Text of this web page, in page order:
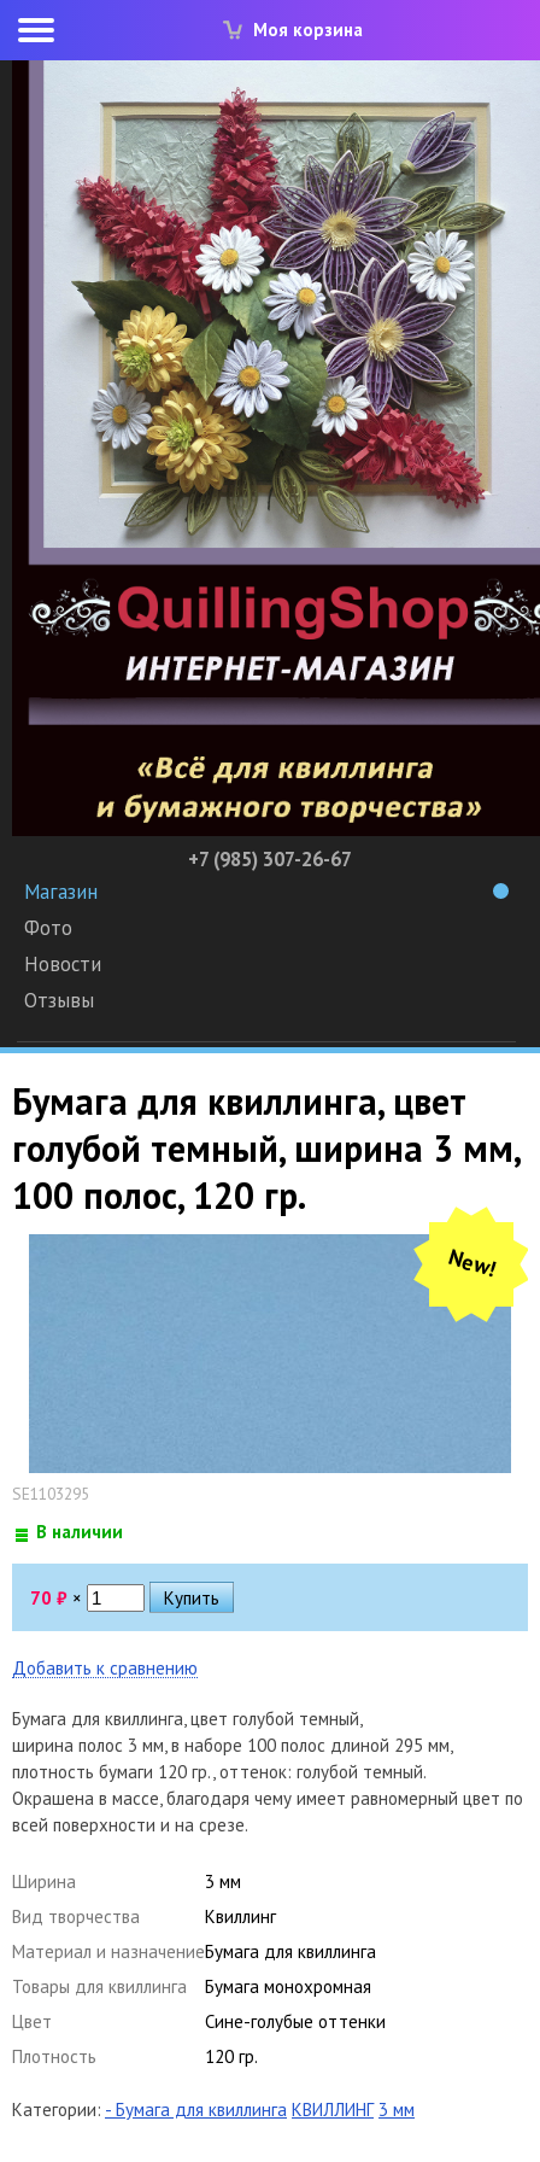
Моя корзина
+7 (985) 307-26-67
Магазин
Фото
Новости
Отзывы
Бумага для квиллинга, цвет
голубой темный, ширина 3 мм,
100 полос, 120 гр.
New!
SE1103295
В наличии
70 ₽ ×
Добавить к сравнению
Бумага для квиллинга, цвет голубой темный,
ширина полос 3 мм, в наборе 100 полос длиной 295 мм,
плотность бумаги 120 гр., оттенок: голубой темный.
Окрашена в массе, благодаря чему имеет равномерный цвет по
всей поверхности и на срезе.
Ширина
3 мм
Вид творчества
Квиллинг
Материал и назначениеБумага для квиллинга
Товары для квиллинга
Бумага монохромная
Цвет
Сине-голубые оттенки
Плотность
120 гр.
Категории: - Бумага для квиллинга КВИЛЛИНГ 3 мм